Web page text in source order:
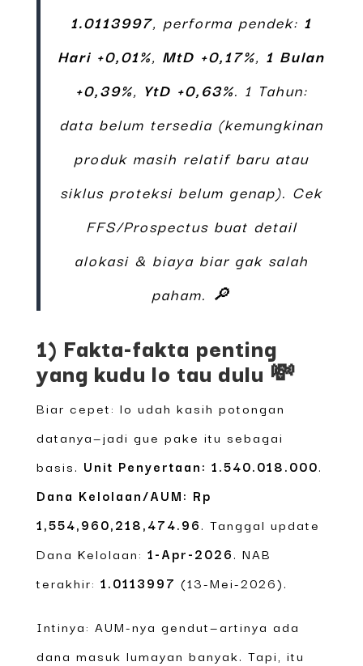
1.0113997, performa pendek: 1
Hari +0,01%, MtD +0,17%, 1 Bulan
+0,39%, YtD +0,63%. 1 Tahun:
data belum tersedia (kemungkinan
produk masih relatif baru atau
siklus proteksi belum genap). Cek
FFS/Prospectus buat detail
alokasi & biaya biar gak salah
paham. 🔎
1) Fakta-fakta penting
yang kudu lo tau dulu 💸
Biar cepet: lo udah kasih potongan
datanya—jadi gue pake itu sebagai
basis. Unit Penyertaan: 1.540.018.000.
Dana Kelolaan/AUM: Rp
1,554,960,218,474.96. Tanggal update
Dana Kelolaan: 1-Apr-2026. NAB
terakhir: 1.0113997 (13-Mei-2026).
Intinya: AUM-nya gendut—artinya ada
dana masuk lumayan banyak. Tapi, itu